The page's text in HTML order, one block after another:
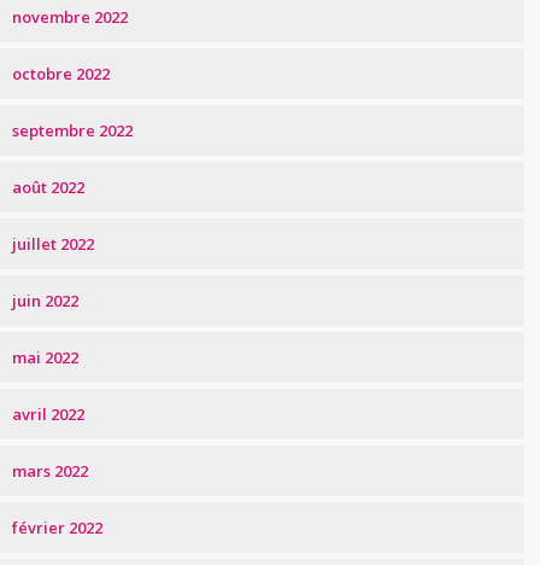
novembre 2022
octobre 2022
septembre 2022
août 2022
juillet 2022
juin 2022
mai 2022
avril 2022
mars 2022
février 2022